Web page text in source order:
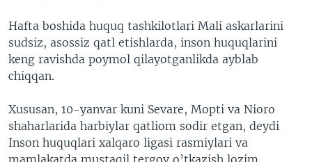
Hafta boshida huquq tashkilotlari Mali askarlarini
sudsiz, asossiz qatl etishlarda, inson huquqlarini
keng ravishda poymol qilayotganlikda ayblab
chiqqan.
Xususan, 10-yanvar kuni Sevare, Mopti va Nioro
shaharlarida harbiylar qatliom sodir etgan, deydi
Inson huquqlari xalqaro ligasi rasmiylari va
mamlakatda mustaqil tergov o’tkazish lozim.